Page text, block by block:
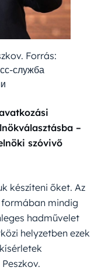
Forrás:
служба
–
szóvivő
készíteni őket. Az
mindig
hadművelet
helyzetben ezek